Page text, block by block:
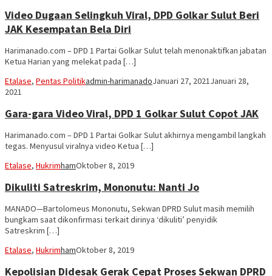
Video Dugaan Selingkuh Viral, DPD Golkar Sulut Beri
JAK Kesempatan Bela Diri
Harimanado.com – DPD 1 Partai Golkar Sulut telah menonaktifkan jabatan
Ketua Harian yang melekat pada […]
Etalase, Pentas Politikadmin-harimanadoJanuari 27, 2021Januari 28,
2021
Gara-gara Video Viral, DPD 1 Golkar Sulut Copot JAK
Harimanado.com – DPD 1 Partai Golkar Sulut akhirnya mengambil langkah
tegas. Menyusul viralnya video Ketua […]
Etalase, HukrimhamOktober 8, 2019
Dikuliti Satreskrim, Mononutu: Nanti Jo
MANADO—Bartolomeus Mononutu, Sekwan DPRD Sulut masih memilih
bungkam saat dikonfirmasi terkait dirinya ‘dikuliti’ penyidik
Satreskrim […]
Etalase, HukrimhamOktober 8, 2019
Kepolisian Didesak Gerak Cepat Proses Sekwan DPRD